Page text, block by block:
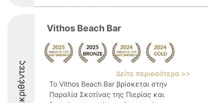
Διακριθέντες
Vithos Beach Bar
Δείτε περισσότερα >>
Το Vithos Beach Bar βρίσκεται στην
Παραλία Σκοτίνας της Πιερίας και